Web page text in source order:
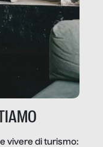
vivere di turismo: